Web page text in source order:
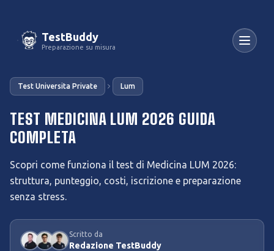
TestBuddy
Preparazione su misura
Test Universita Private Lum
TEST MEDICINA LUM 2026 GUIDA
COMPLETA
Scopri come funziona il test di Medicina LUM 2026:
struttura, punteggio, costi, iscrizione e preparazione
senza stress.
Scritto da
Redazione TestBuddy